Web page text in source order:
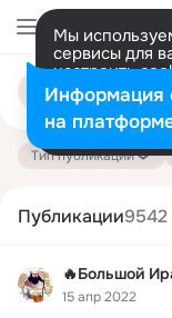
Мы
сервисы для
настроить
Разрешить
Поиск
публикациям
Тип публикации
Публикации9542
🔥Большой
15 апр 2022
Информация
на